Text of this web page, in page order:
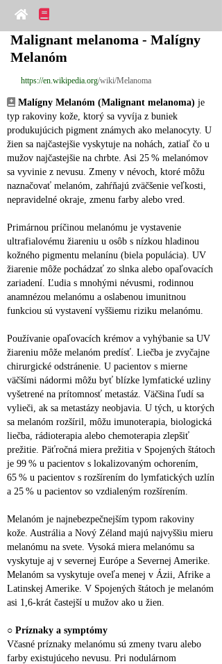
Malignant melanoma - Malígny
Melanóm
https://en.wikipedia.org/wiki/Melanoma
Malígny Melanóm (Malignant melanoma) je
typ rakoviny kože, ktorý sa vyvíja z buniek
produkujúcich pigment známych ako melanocyty. U
žien sa najčastejšie vyskytuje na nohách, zatiaľ čo u
mužov najčastejšie na chrbte. Asi 25 % melanómov
sa vyvinie z nevusu. Zmeny v névoch, ktoré môžu
naznačovať melanóm, zahŕňajú zväčšenie veľkosti,
nepravidelné okraje, zmenu farby alebo vred.
Primárnou príčinou melanómu je vystavenie
ultrafialovému žiareniu u osôb s nízkou hladinou
kožného pigmentu melanínu (biela populácia). UV
žiarenie môže pochádzať zo slnka alebo opaľovacích
zariadení. Ľudia s mnohými névusmi, rodinnou
anamnézou melanómu a oslabenou imunitnou
funkciou sú vystavení vyššiemu riziku melanómu.
Používanie opaľovacích krémov a vyhýbanie sa UV
žiareniu môže melanóm predísť. Liečba je zvyčajne
chirurgické odstránenie. U pacientov s mierne
väčšími nádormi môžu byť blízke lymfatické uzliny
vyšetrené na prítomnosť metastáz. Väčšina ľudí sa
vylieči, ak sa metastázy neobjavia. U tých, u ktorých
sa melanóm rozšíril, môžu imunoterapia, biologická
liečba, rádioterapia alebo chemoterapia zlepšiť
prežitie. Päťročná miera prežitia v Spojených štátoch
je 99 % u pacientov s lokalizovaným ochorením,
65 % u pacientov s rozšírením do lymfatických uzlín
a 25 % u pacientov so vzdialeným rozšírením.
Melanóm je najnebezpečnejším typom rakoviny
kože. Austrália a Nový Zéland majú najvyššiu mieru
melanómu na svete. Vysoká miera melanómu sa
vyskytuje aj v severnej Európe a Severnej Amerike.
Melanóm sa vyskytuje oveľa menej v Ázii, Afrike a
Latinskej Amerike. V Spojených štátoch je melanóm
asi 1,6‑krát častejší u mužov ako u žien.
○ Príznaky a symptómy
Včasné príznaky melanómu sú zmeny tvaru alebo
farby existujúceho nevusu. Pri nodulárnom